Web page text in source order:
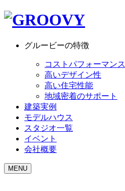
グルービーの特徴
コストパフォーマンス
高いデザイン性
高い住宅性能
地域密着のサポート
建築実例
モデルハウス
スタジオ一覧
イベント
会社概要
MENU